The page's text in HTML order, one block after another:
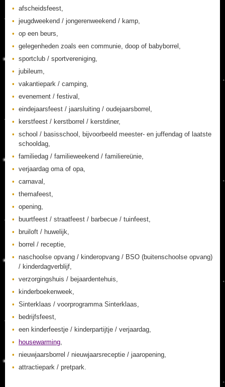
afscheidsfeest,
jeugdweekend / jongerenweekend / kamp,
op een beurs,
gelegenheden zoals een communie, doop of babyborrel,
sportclub / sportvereniging,
jubileum,
vakantiepark / camping,
evenement / festival,
eindejaarsfeest / jaarsluiting / oudejaarsborrel,
kerstfeest / kerstborrel / kerstdiner,
school / basisschool, bijvoorbeeld meester- en juffendag of laatste
schooldag,
familiedag / familieweekend / familiereünie,
verjaardag oma of opa,
carnaval,
themafeest,
opening,
buurtfeest / straatfeest / barbecue / tuinfeest,
bruiloft / huwelijk,
borrel / receptie,
naschoolse opvang / kinderopvang / BSO (buitenschoolse opvang)
/ kinderdagverblijf,
verzorgingshuis / bejaardentehuis,
kinderboekenweek,
Sinterklaas / voorprogramma Sinterklaas,
bedrijfsfeest,
een kinderfeestje / kinderpartijtje / verjaardag,
housewarming,
nieuwjaarsborrel / nieuwjaarsreceptie / jaaropening,
attractiepark / pretpark.